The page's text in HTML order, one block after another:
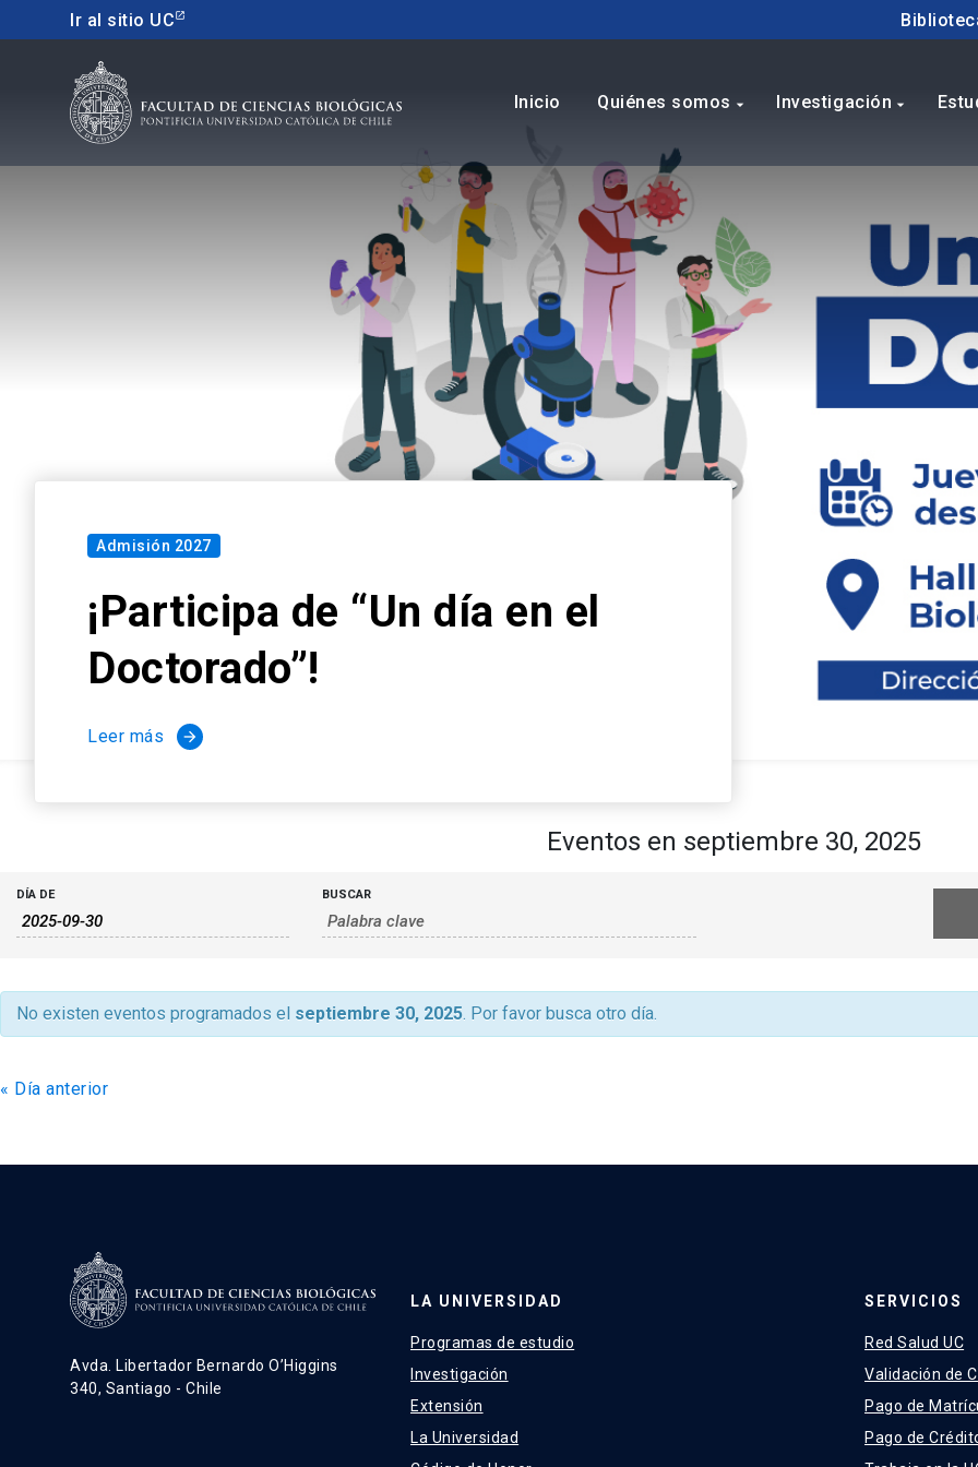
Ir al sitio UC
Inicio Quiénes somos arrow_drop_down Investigación arrow_drop_down
la
Eventos en septiembre 30, 2025
Búsqueda
y
de
de
Búsqueda
de
Eventos
DÍA DE BUSCAR
No existen eventos programados el septiembre 30, 2025. Por favor busca otro día.
« Día anterior
Avda. Libertador Bernardo O’Higgins
340, Santiago - Chile
LA UNIVERSIDAD
Programas de estudio
Investigación
Extensión
La Universidad
SERVICIOS
Red Salud UC
Validación de
Pago de
Pago de